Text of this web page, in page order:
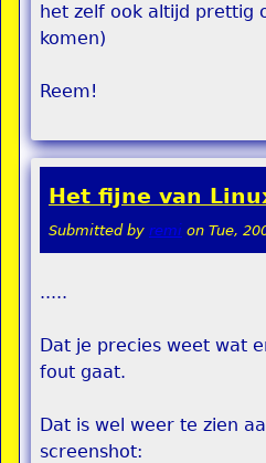
het zelf ook altijd prettig
komen)
Reem!
Het fijne van
Submitted by remi on Tue,
.....
Dat je precies weet wat
fout gaat.
Dat is wel weer te zien
screenshot: